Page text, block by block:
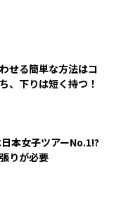
せる簡単な方法はコ
、下りは短く持つ！
本女子ツアーNo.1!?
りが必要